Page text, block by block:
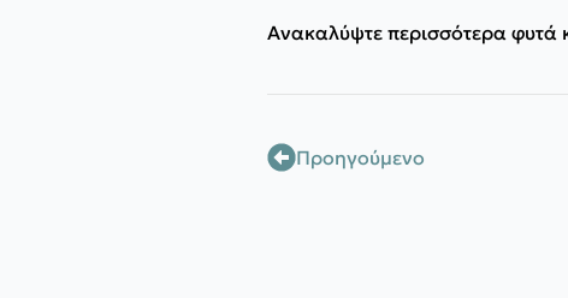
Ανακαλύψτε περισσότερα φυτά
Προηγούμενο